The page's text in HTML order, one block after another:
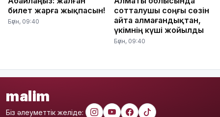
билет жарға жықпасын!
Бүгін, 09:40
сотталушы соңғы сөзін
айта алмағандықтан,
үкімнің күші жойылды
Бүгін, 09:40
malim
Біз әлеуметтік желіде: